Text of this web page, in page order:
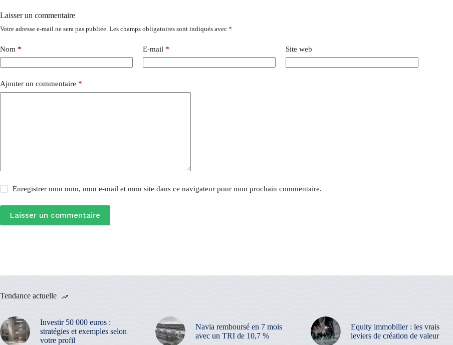
Laisser un commentaire
Votre adresse e-mail ne sera pas publiée. Les champs obligatoires sont indiqués avec *
Nom * E-mail * Site web
Ajouter un commentaire *
Enregistrer mon nom, mon e-mail et mon site dans ce navigateur pour mon prochain commentaire.
Laisser un commentaire
Tendance actuelle
Investir 50 000 euros :
stratégies et exemples selon
votre profil
Navia remboursé en 7 mois
avec un TRI de 10,7 %
Equity immobilier : les vrais
leviers de création de valeur